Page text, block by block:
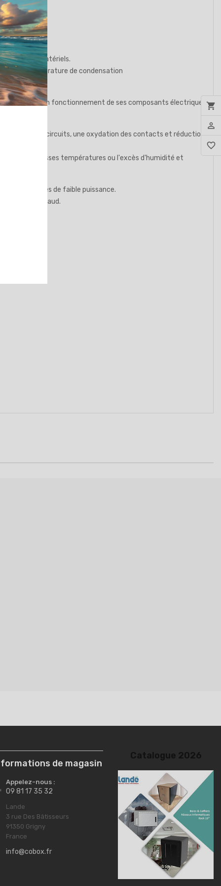
shopping_cart
person_outline
favorite_border
matériels.
de la température de condensation
ainsi le bon fonctionnement de ses composants électrique
des courts-circuits, une oxydation des contacts et réduction
éviter les basses températures ou l'excès d'humidité et
résistances de faible puissance.
sortie d'air chaud.
de magasin
Appelez-nous :
09 81 17 35 32
Lande
3 rue Des Bâtisseurs
91350 Grigny
France
info@cobox.fr